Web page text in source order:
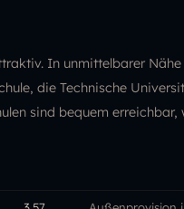
In unmittelbarer
die Technische
sind bequem